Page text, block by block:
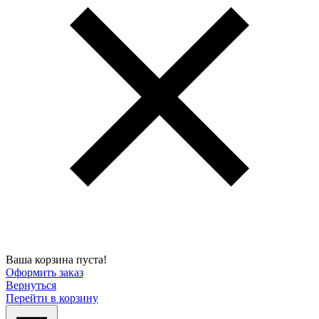
Ваша корзина пуста!
Оформить заказ
Вернуться
Перейти в корзину